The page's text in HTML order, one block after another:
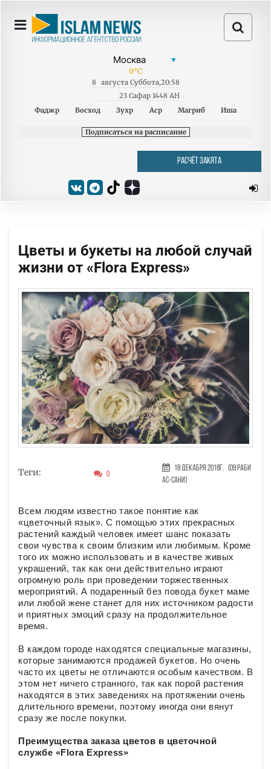
0°C
8 августа Суббота,20:58
23 Сафар 1448 AH
Фаджр
Восход Зухр Аср Магриб Иша
Подписаться на расписание
РАСЧЁТ ЗАКЯТА
Цветы и букеты на любой случай
жизни от «Flora Express»
Теги: 0
18 Декабря 2018г. (09 Раби
ас-сани)
Всем людям известно такое понятие как
«цветочный язык». С помощью этих прекрасных
растений каждый человек имеет шанс показать
свои чувства к своим близким или любимым. Кроме
того их можно использовать и в качестве живых
украшений, так как они действительно играют
огромную роль при проведении торжественных
мероприятий. А подаренный без повода букет маме
или любой жене станет для них источником радости
и приятных эмоций сразу на продолжительное
время.
В каждом городе находятся специальные магазины,
которые занимаются продажей букетов. Но очень
часто их цветы не отличаются особым качеством. В
этом нет ничего странного, так как порой растения
находятся в этих заведениях на протяжении очень
длительного времени, поэтому иногда они вянут
сразу же после покупки.
Преимущества заказа цветов в цветочной
службе «Flora Express»